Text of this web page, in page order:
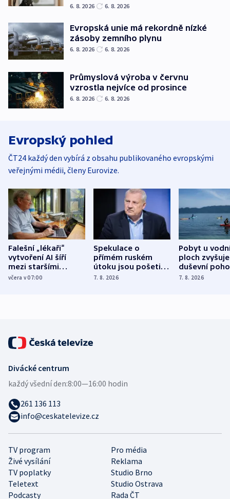
6. 8. 2026 6. 8. 2026
Evropská unie má rekordně nízké
zásoby zemního plynu
6. 8. 2026 6. 8. 2026
Průmyslová výroba v červnu
vzrostla nejvíce od prosince
6. 8. 2026 6. 8. 2026
Evropský pohled
ČT24 každý den vybírá z obsahu publikovaného evropskými
veřejnými médii, členy Eurovize.
Falešní „lékaři“
vytvoření AI šíří
mezi staršími
Poláky nebezpečné
včera v 07:00
Spekulace o
přímém ruském
útoku jsou pošetilé,
míní estonský
7. 8. 2026
Pobyt u
ploch zvyšuje
duševní
ukázala
7. 8. 2026
TV program
Pro média
Živé vysílání
Reklama
TV poplatky
Studio Brno
Teletext
Studio Ostrava
Podcasty
Rada ČT
Divácké centrum
každý všední den:8:00—16:00 hodin
261 136 113
info@ceskatelevize.cz